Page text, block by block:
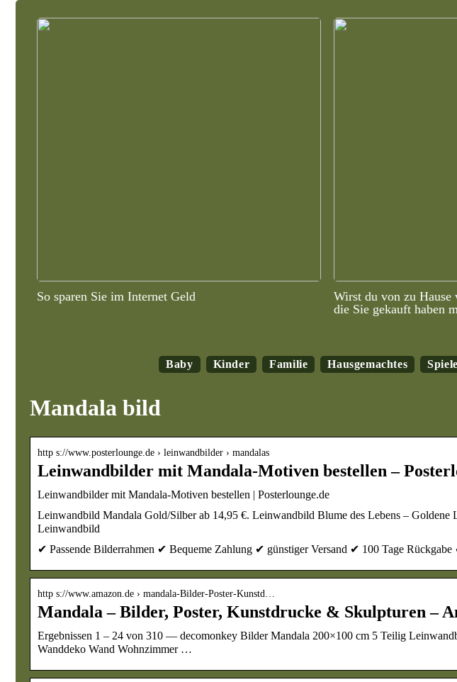
So sparen Sie im Internet Geld
Wirst du von zu Hause
die Sie gekauft haben
Baby Kinder Familie Hausgemachtes
Mandala bild
http s://www.posterlounge.de › leinwandbilder › mandalas
Leinwandbilder mit Mandala-Motiven bestellen –
Leinwandbilder mit Mandala-Motiven bestellen | Posterlounge.de
Leinwandbild Mandala Gold/Silber ab 14,95 €. Leinwandbild Blume des Lebens – Goldene
Leinwandbild
✔ Passende Bilderrahmen ✔ Bequeme Zahlung ✔ günstiger Versand ✔ 100 Tage
http s://www.amazon.de › mandala-Bilder-Poster-Kunstd…
Mandala – Bilder, Poster, Kunstdrucke & Skulpturen –
Ergebnissen 1 – 24 von 310 — decomonkey Bilder Mandala 200×100 cm 5 Teilig
Wanddeko Wand Wohnzimmer …